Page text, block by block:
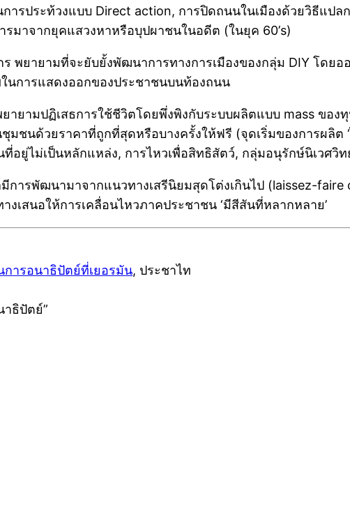
ารประท้วงแบบ Direct action, การปิดถนนในเมืองด้วยวิธีแปล
าจากยุคแสวงหาหรือบุปผาชนในอดีต (ในยุค 60’s)
ยายามที่จะยับยั้งพัฒนาการทางการเมืองของกลุ่ม DIY โดยอ
ในการแสดงออกของประชาชนบนท้องถนน
ยามปฏิเสธการใช้ชีวิตโดยพึ่งพิงกับระบบผลิตแบบ mass ขอ
ชนด้วยราคาที่ถูกที่สุดหรือบางครั้งให้ฟรี (จุดเริ่มของการผลิต ‘
อยู่ไม่เป็นหลักแหล่ง, การไหวเพื่อสิทธิสัตว์, กลุ่มอนุรักษ์นิเวศวิ
ารพัฒนามาจากแนวทางเสรีนิยมสุดโต่งเกินไป (laissez-faire
สนอให้การเคลื่อนไหวภาคประชาชน ‘มีสีสันที่หลากหลาย’
การอนาธิปัตย์ที่เยอรมัน, ประชาไท
าธิปัตย์”